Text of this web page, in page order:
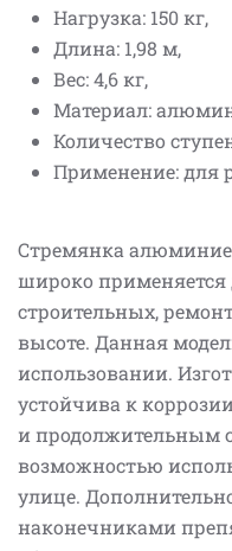
Нагрузка: 150 кг,
Длина: 1,98 м,
Вес: 4,6 кг,
Материал:
Количество
Применение: для
Стремянка
широко
строительных,
высоте. Данная
использовании.
устойчива к
и продолжительным
возможностью
улице.
наконечниками